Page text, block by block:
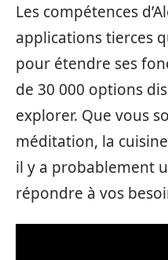
Les compétences
applications tierces
pour étendre ses
de 30 000 options
explorer. Que vous
méditation, la
il y a probablement
répondre à vos